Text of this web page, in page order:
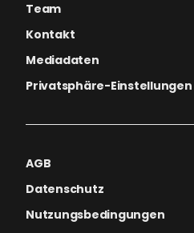
Team
Kontakt
Mediadaten
Privatsphäre-Einstellungen
AGB
Datenschutz
Nutzungsbedingungen